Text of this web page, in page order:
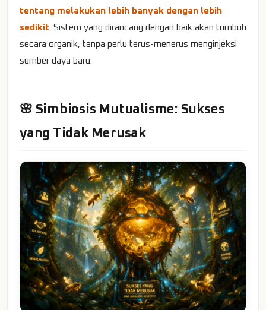
tentang melakukan lebih banyak dengan lebih
sedikit. Sistem yang dirancang dengan baik akan tumbuh
secara organik, tanpa perlu terus-menerus menginjeksi
sumber daya baru.
🌸 Simbiosis Mutualisme: Sukses
yang Tidak Merusak